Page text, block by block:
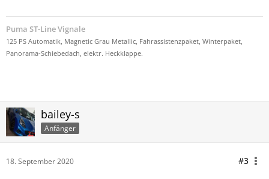
Puma ST-Line Vignale
125 PS Automatik, Magnetic Grau Metallic, Fahrassistenzpaket, Winterpaket,
Panorama-Schiebedach, elektr. Heckklappe.
bailey-s
Anfänger
18. September 2020 #3